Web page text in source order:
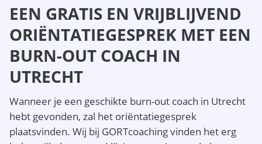
EEN GRATIS EN VRIJBLIJVEND
ORIËNTATIEGESPREK MET EEN
BURN-OUT COACH IN
UTRECHT
Wanneer je een geschikte burn-out coach in Utrecht
hebt gevonden, zal het oriëntatiegesprek
plaatsvinden. Wij bij GORTcoaching vinden het erg